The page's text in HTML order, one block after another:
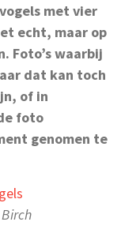
met vier
echt, maar op
Foto’s waarbij
dat kan toch
of in
foto
genomen te